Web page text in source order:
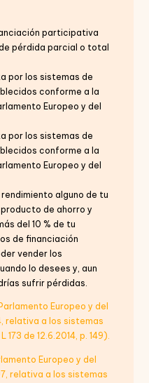
participativa
pérdida parcial o total
por los sistemas de
conforme a la
Europeo y del
por los sistemas de
conforme a la
Europeo y del
alguno de tu
de ahorro y
del 10 % de tu
de financiación
vender los
lo desees y, aun
sufrir pérdidas.
Europeo y del
relativa a los sistemas
de 12.6.2014, p. 149).
Europeo y del
relativa a los sistemas